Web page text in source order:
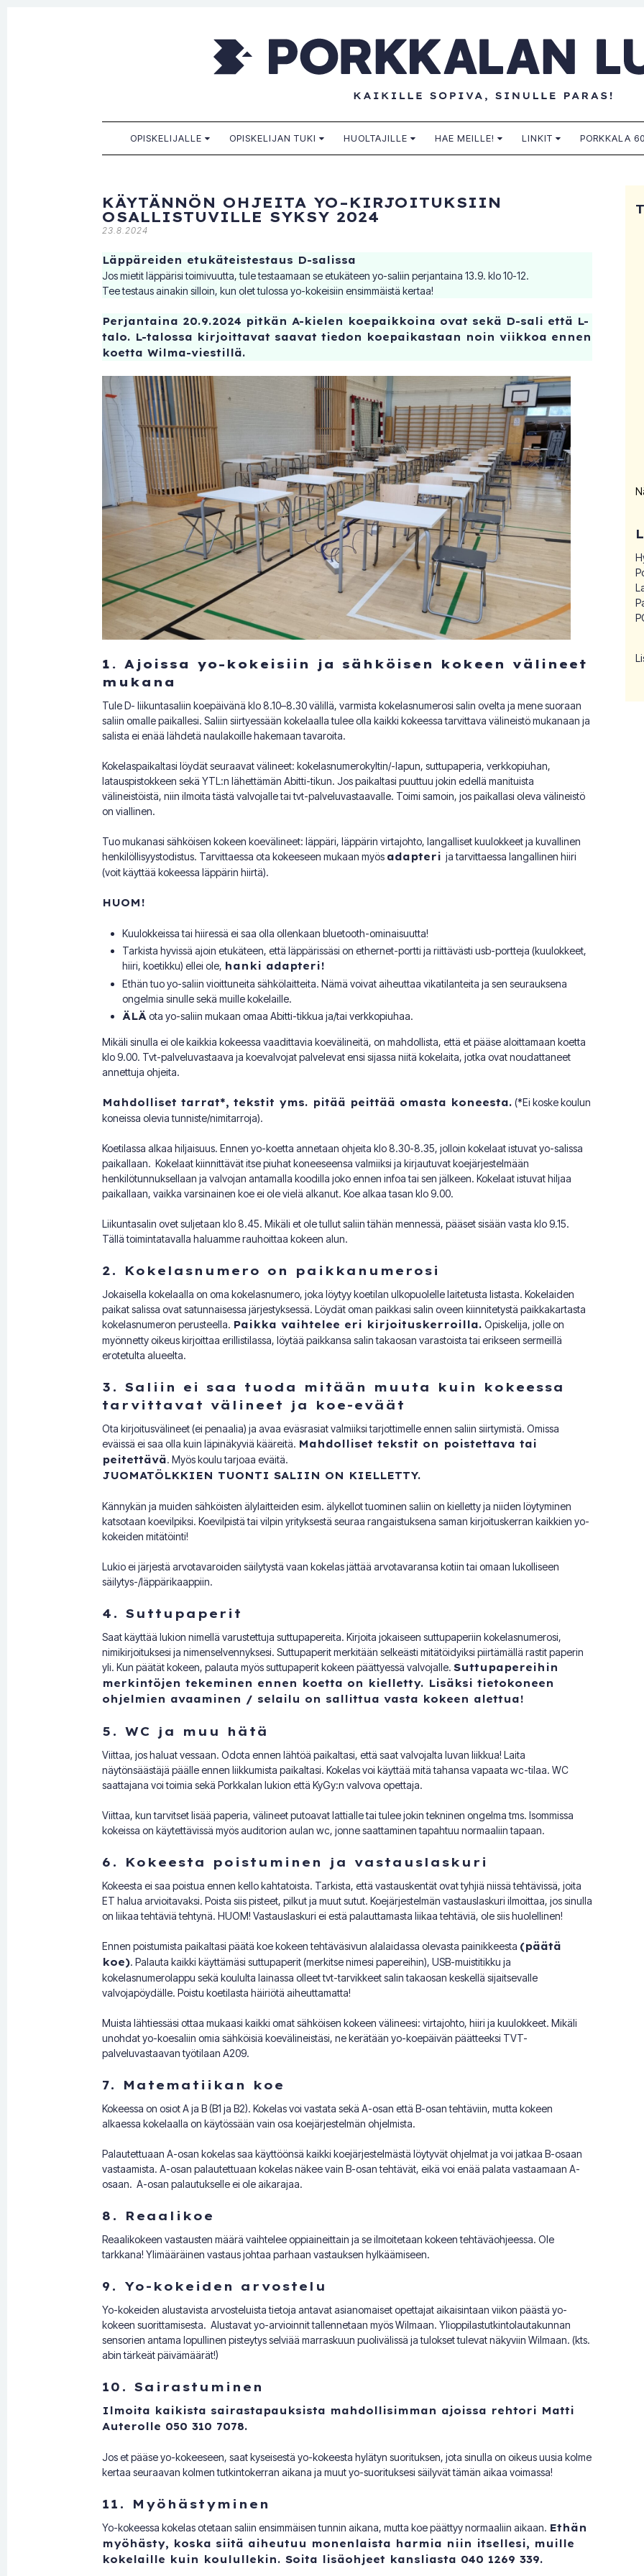
Porkkalan lukio
Kaikille sopiva, sinulle paras!
OPISKELIJALLE
OPISKELIJAN TUKI HUOLTAJILLE HAE MEILLE! LINKIT PORKKALA
KÄYTÄNNÖN OHJEITA YO–KIRJOITUKSIIN
OSALLISTUVILLE SYKSY 2024
23.8.2024
Läppäreiden etukäteistestaus D-salissa
Jos mietit läppärisi toimivuutta, tule testaamaan se etukäteen yo-saliin perjantaina 13.9. klo 10-12.
Tee testaus ainakin silloin, kun olet tulossa yo-kokeisiin ensimmäistä kertaa!
Perjantaina 20.9.2024 pitkän A-kielen koepaikkoina ovat sekä D-sali että L-
talo. L-talossa kirjoittavat saavat tiedon koepaikastaan noin viikkoa ennen
koetta Wilma-viestillä.
1. Ajoissa yo-kokeisiin ja sähköisen kokeen välineet
mukana
Tule D- liikuntasaliin koepäivänä klo 8.10–8.30 välillä, varmista kokelasnumerosi salin ovelta ja mene suoraan
saliin omalle paikallesi. Saliin siirtyessään kokelaalla tulee olla kaikki kokeessa tarvittava välineistö mukanaan ja
salista ei enää lähdetä naulakoille hakemaan tavaroita.
Kokelaspaikaltasi löydät seuraavat välineet: kokelasnumerokyltin/-lapun, suttupaperia, verkkopiuhan,
latauspistokkeen sekä YTL:n lähettämän Abitti-tikun. Jos paikaltasi puuttuu jokin edellä manituista
välineistöistä, niin ilmoita tästä valvojalle tai tvt-palveluvastaavalle. Toimi samoin, jos paikallasi oleva välineistö
on viallinen.
Tuo mukanasi sähköisen kokeen koevälineet: läppäri, läppärin virtajohto, langalliset kuulokkeet ja kuvallinen
henkilöllisyystodistus. Tarvittaessa ota kokeeseen mukaan myös adapteri ja tarvittaessa langallinen hiiri
(voit käyttää kokeessa läppärin hiirtä).
HUOM!
Kuulokkeissa tai hiiressä ei saa olla ollenkaan bluetooth-ominaisuutta!
Tarkista hyvissä ajoin etukäteen, että läppärissäsi on ethernet-portti ja riittävästi usb-portteja (kuulokkeet,
hiiri, koetikku) ellei ole, hanki adapteri!
Ethän tuo yo-saliin vioittuneita sähkölaitteita. Nämä voivat aiheuttaa vikatilanteita ja sen seurauksena
ongelmia sinulle sekä muille kokelaille.
ÄLÄota yo-saliin mukaan omaa Abitti-tikkua ja/tai verkkopiuhaa.
Mikäli sinulla ei ole kaikkia kokeessa vaadittavia koevälineitä, on mahdollista, että et pääse aloittamaan koetta
klo 9.00. Tvt-palveluvastaava ja koevalvojat palvelevat ensi sijassa niitä kokelaita, jotka ovat noudattaneet
annettuja ohjeita.
Mahdolliset tarrat*, tekstit yms. pitää peittää omasta koneesta. (*Ei koske koulun
koneissa olevia tunniste/nimitarroja).
Koetilassa alkaa hiljaisuus. Ennen yo-koetta annetaan ohjeita klo 8.30-8.35, jolloin kokelaat istuvat yo-salissa
paikallaan. Kokelaat kiinnittävät itse piuhat koneeseensa valmiiksi ja kirjautuvat koejärjestelmään
henkilötunnuksellaan ja valvojan antamalla koodilla joko ennen infoa tai sen jälkeen. Kokelaat istuvat hiljaa
paikallaan, vaikka varsinainen koe ei ole vielä alkanut. Koe alkaa tasan klo 9.00.
Liikuntasalin ovet suljetaan klo 8.45. Mikäli et ole tullut saliin tähän mennessä, pääset sisään vasta klo 9.15.
Tällä toimintatavalla haluamme rauhoittaa kokeen alun.
2. Kokelasnumero on paikkanumerosi
Jokaisella kokelaalla on oma kokelasnumero, joka löytyy koetilan ulkopuolelle laitetusta listasta. Kokelaiden
paikat salissa ovat satunnaisessa järjestyksessä. Löydät oman paikkasi salin oveen kiinnitetystä paikkakartasta
kokelasnumeron perusteella. Paikka vaihtelee eri kirjoituskerroilla. Opiskelija, jolle on
myönnetty oikeus kirjoittaa erillistilassa, löytää paikkansa salin takaosan varastoista tai erikseen sermeillä
erotetulta alueelta.
3. Saliin ei saa tuoda mitään muuta kuin kokeessa
tarvittavat välineet ja koe-eväät
Ota kirjoitusvälineet (ei penaalia) ja avaa eväsrasiat valmiiksi tarjottimelle ennen saliin siirtymistä. Omissa
eväissä ei saa olla kuin läpinäkyviä kääreitä. Mahdolliset tekstit on poistettava tai
peitettävä. Myös koulu tarjoaa eväitä.
JUOMATÖLKKIEN TUONTI SALIIN ON KIELLETTY.
Kännykän ja muiden sähköisten älylaitteiden esim. älykellot tuominen saliin on kielletty ja niiden löytyminen
katsotaan koevilpiksi. Koevilpistä tai vilpin yrityksestä seuraa rangaistuksena saman kirjoituskerran kaikkien yo-
kokeiden mitätöinti!
Lukio ei järjestä arvotavaroiden säilytystä vaan kokelas jättää arvotavaransa kotiin tai omaan lukolliseen
säilytys-/läppärikaappiin.
4. Suttupaperit
Saat käyttää lukion nimellä varustettuja suttupapereita. Kirjoita jokaiseen suttupaperiin kokelasnumerosi,
nimikirjoituksesi ja nimenselvennyksesi. Suttupaperit merkitään selkeästi mitätöidyiksi piirtämällä rastit paperin
yli. Kun päätät kokeen, palauta myös suttupaperit kokeen päättyessä valvojalle. Suttupapereihin
merkintöjen tekeminen ennen koetta on kielletty. Lisäksi tietokoneen
ohjelmien avaaminen / selailu on sallittua vasta kokeen alettua!
5. WC ja muu hätä
Viittaa, jos haluat vessaan. Odota ennen lähtöä paikaltasi, että saat valvojalta luvan liikkua! Laita
näytönsäästäjä päälle ennen liikkumista paikaltasi. Kokelas voi käyttää mitä tahansa vapaata wc-tilaa. WC
saattajana voi toimia sekä Porkkalan lukion että KyGy:n valvova opettaja.
Viittaa, kun tarvitset lisää paperia, välineet putoavat lattialle tai tulee jokin tekninen ongelma tms. Isommissa
kokeissa on käytettävissä myös auditorion aulan wc, jonne saattaminen tapahtuu normaaliin tapaan.
6. Kokeesta poistuminen ja vastauslaskuri
Kokeesta ei saa poistua ennen kello kahtatoista. Tarkista, että vastauskentät ovat tyhjiä niissä tehtävissä, joita
ET halua arvioitavaksi. Poista siis pisteet, pilkut ja muut sutut. Koejärjestelmän vastauslaskuri ilmoittaa, jos sinulla
on liikaa tehtäviä tehtynä. HUOM! Vastauslaskuri ei estä palauttamasta liikaa tehtäviä, ole siis huolellinen!
Ennen poistumista paikaltasi päätä koe kokeen tehtäväsivun alalaidassa olevasta painikkeesta (päätä
koe). Palauta kaikki käyttämäsi suttupaperit (merkitse nimesi papereihin), USB-muistitikku ja
kokelasnumerolappu sekä koululta lainassa olleet tvt-tarvikkeet salin takaosan keskellä sijaitsevalle
valvojapöydälle. Poistu koetilasta häiriötä aiheuttamatta!
Muista lähtiessäsi ottaa mukaasi kaikki omat sähköisen kokeen välineesi: virtajohto, hiiri ja kuulokkeet. Mikäli
unohdat yo-koesaliin omia sähköisiä koevälineistäsi, ne kerätään yo-koepäivän päätteeksi TVT-
palveluvastaavan työtilaan A209.
7. Matematiikan koe
Kokeessa on osiot A ja B (B1 ja B2). Kokelas voi vastata sekä A-osan että B-osan tehtäviin, mutta kokeen
alkaessa kokelaalla on käytössään vain osa koejärjestelmän ohjelmista.
Palautettuaan A-osan kokelas saa käyttöönsä kaikki koejärjestelmästä löytyvät ohjelmat ja voi jatkaa B-osaan
vastaamista. A-osan palautettuaan kokelas näkee vain B-osan tehtävät, eikä voi enää palata vastaamaan A-
osaan. A-osan palautukselle ei ole aikarajaa.
8. Reaalikoe
Reaalikokeen vastausten määrä vaihtelee oppiaineittain ja se ilmoitetaan kokeen tehtäväohjeessa. Ole
tarkkana! Ylimääräinen vastaus johtaa parhaan vastauksen hylkäämiseen.
9. Yo-kokeiden arvostelu
Yo-kokeiden alustavista arvosteluista tietoja antavat asianomaiset opettajat aikaisintaan viikon päästä yo-
kokeen suorittamisesta. Alustavat yo-arvioinnit tallennetaan myös Wilmaan. Ylioppilastutkintolautakunnan
sensorien antama lopullinen pisteytys selviää marraskuun puolivälissä ja tulokset tulevat näkyviin Wilmaan. (kts.
abin tärkeät päivämäärät!)
10. Sairastuminen
Ilmoita kaikista sairastapauksista mahdollisimman ajoissa rehtori Matti
Auterolle 050 310 7078.
Jos et pääse yo-kokeeseen, saat kyseisestä yo-kokeesta hylätyn suorituksen, jota sinulla on oikeus uusia kolme
kertaa seuraavan kolmen tutkintokerran aikana ja muut yo-suorituksesi säilyvät tämän aikaa voimassa!
11. Myöhästyminen
Yo-kokeessa kokelas otetaan saliin ensimmäisen tunnin aikana, mutta koe päättyy normaaliin aikaan. Ethän
myöhästy, koska siitä aiheutuu monenlaista harmia niin itsellesi, muille
kokelaille kuin koulullekin. Soita lisäohjeet kansliasta 040 1269 339.